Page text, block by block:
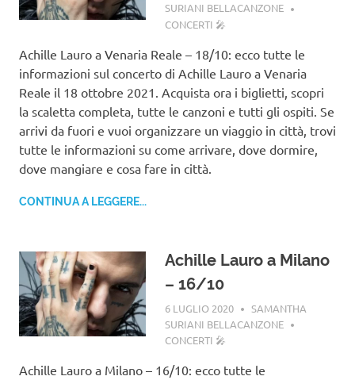
SURIANI BELLACANZONE
CONCERTI 🎤
Achille Lauro a Venaria Reale – 18/10: ecco tutte le
informazioni sul concerto di Achille Lauro a Venaria
Reale il 18 ottobre 2021. Acquista ora i biglietti, scopri
la scaletta completa, tutte le canzoni e tutti gli ospiti. Se
arrivi da fuori e vuoi organizzare un viaggio in città, trovi
tutte le informazioni su come arrivare, dove dormire,
dove mangiare e cosa fare in città.
CONTINUA A LEGGERE...
Achille Lauro a Milano
– 16/10
6 LUGLIO 2020
SAMANTHA
SURIANI BELLACANZONE
CONCERTI 🎤
Achille Lauro a Milano – 16/10: ecco tutte le